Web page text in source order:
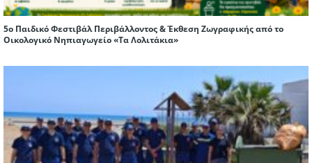
5ο Παιδικό Φεστιβάλ Περιβάλλοντος & Έκθεση Ζωγραφικής από το
Οικολογικό Νηπιαγωγείο «Τα Λολιτάκια»